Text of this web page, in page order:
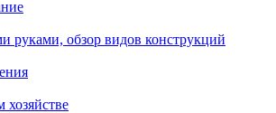
руками, обзор видов конструкций